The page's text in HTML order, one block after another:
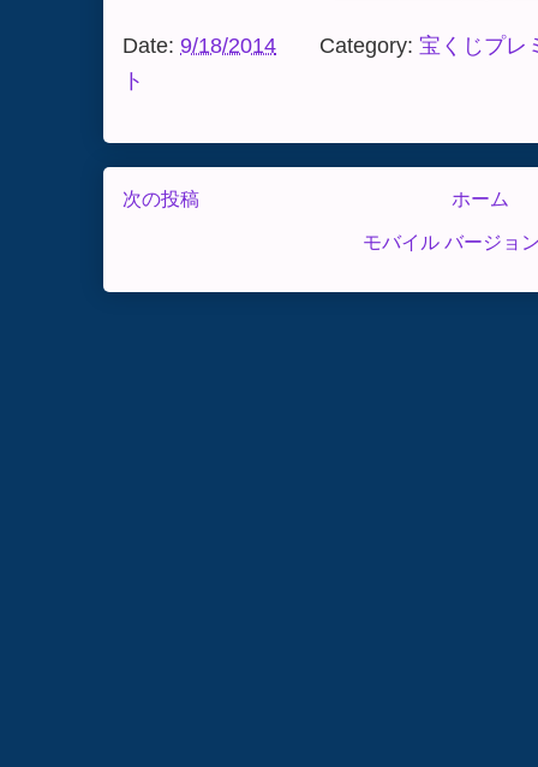
Date: 9/18/2014 Category: 宝くじプレ
ト
次の投稿 ホーム
モバイル バージョ